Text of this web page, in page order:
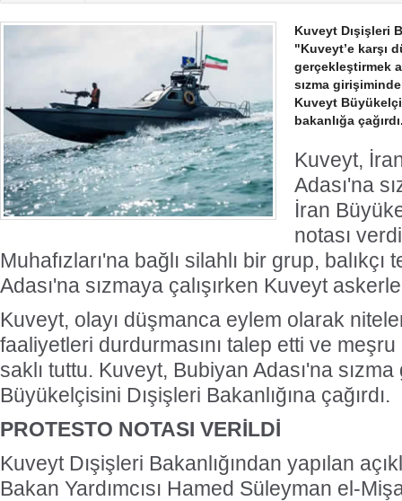
Kuveyt Dışişleri
"Kuveyt’e karşı
gerçekleştirmek
sızma
Kuveyt
bakanlığa
Kuveyt,
Adası'na
İran
notası
Muhafızları'na bağlı silahlı bir grup,
Adası'na sızmaya çalışırken Kuveyt
Kuveyt, olayı düşmanca eylem olarak
faaliyetleri durdurmasını talep etti ve meşru
saklı tuttu. Kuveyt, Bubiyan Adası'na
Büyükelçisini Dışişleri Bakanlığına çağırdı.
PROTESTO NOTASI VERİLDİ
Kuveyt Dışişleri Bakanlığından yapılan
Bakan Yardımcısı Hamed Süleyman el-